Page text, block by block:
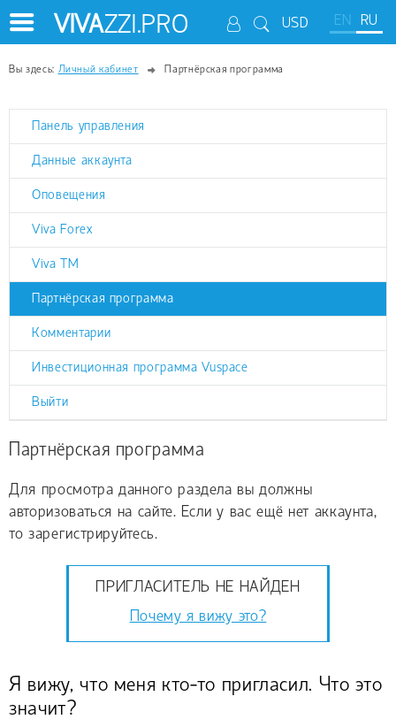
USD EN RU
VIVAZZI.PRO
Вы здесь: Личный кабинет Партнёрская программа
Панель управления
Данные аккаунта
Оповещения
Viva Forex
Viva TM
Партнёрская программа
Комментарии
Инвестиционная программа Vuspace
Выйти
Партнёрская программа
Для просмотра данного раздела вы должны
авторизоваться на сайте. Если у вас ещё нет аккаунта,
то зарегистрируйтесь.
ПРИГЛАСИТЕЛЬ НЕ НАЙДЕН
Почему я вижу это?
Я вижу, что меня кто-то пригласил. Что это
значит?